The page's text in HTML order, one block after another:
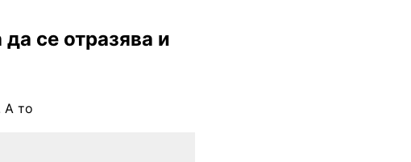
се отразява и
А то